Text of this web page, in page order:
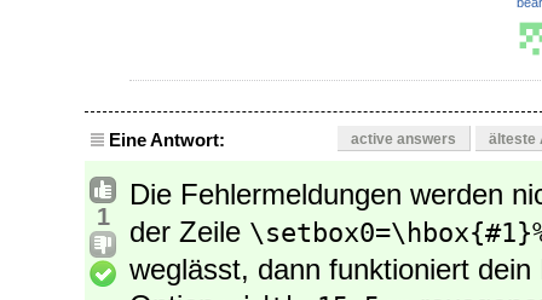
Eine Antwort: active answers älteste
1
Die Fehlermeldungen werden
der Zeile
weglässt, dann funktioniert